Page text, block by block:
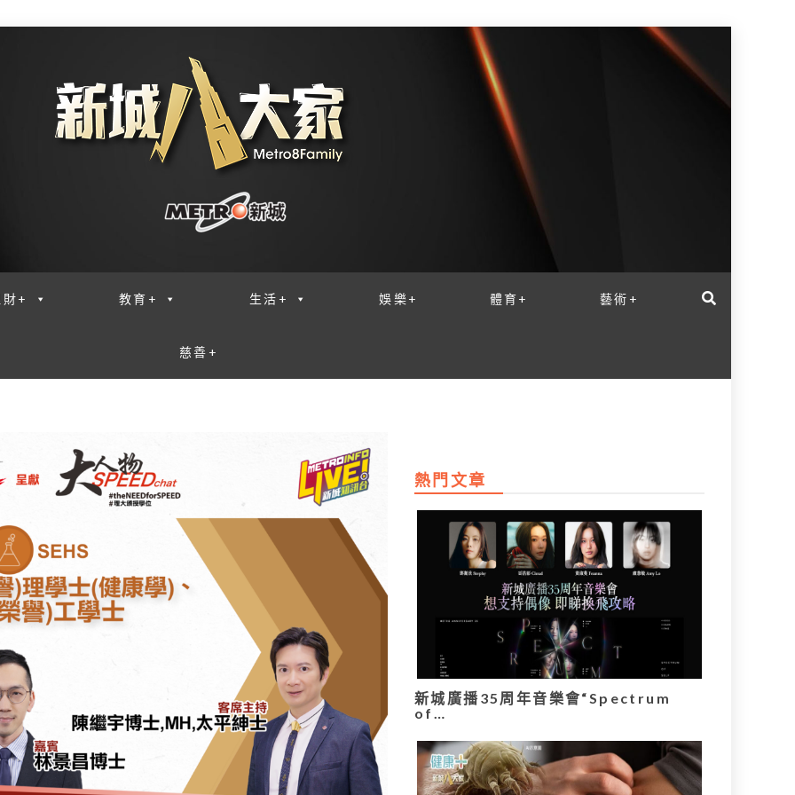
財+ 教育+ 生活+ 娛樂+ 體育+ 藝術+
慈善+
熱門文章
新城廣播35周年音樂會“Spectrum
of…